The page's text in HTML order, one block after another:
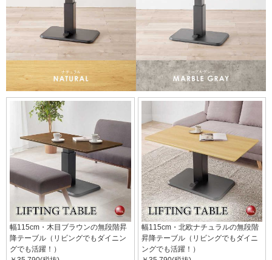
幅115cm・木目ブラウンの無段階昇
降テーブル（リビングでもダイニン
グでも活躍！）
幅115cm・北欧ナチュラルの無段階
昇降テーブル（リビングでもダイニ
ングでも活躍！）